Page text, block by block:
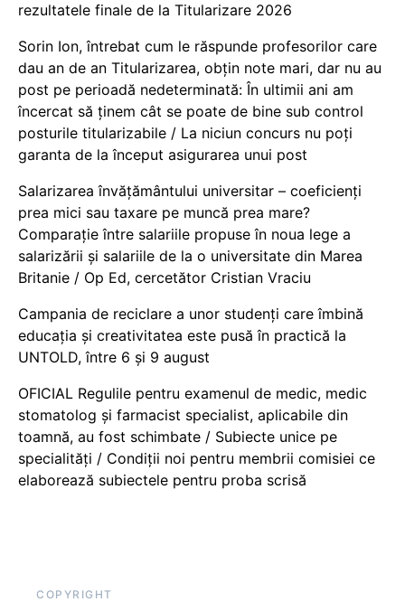
rezultatele finale de la Titularizare 2026
Sorin Ion, întrebat cum le răspunde profesorilor care
dau an de an Titularizarea, obțin note mari, dar nu au
post pe perioadă nedeterminată: În ultimii ani am
încercat să ținem cât se poate de bine sub control
posturile titularizabile / La niciun concurs nu poți
garanta de la început asigurarea unui post
Salarizarea învățământului universitar – coeficienți
prea mici sau taxare pe muncă prea mare?
Comparație între salariile propuse în noua lege a
salarizării și salariile de la o universitate din Marea
Britanie / Op Ed, cercetător Cristian Vraciu
Campania de reciclare a unor studenți care îmbină
educația și creativitatea este pusă în practică la
UNTOLD, între 6 și 9 august
OFICIAL Regulile pentru examenul de medic, medic
stomatolog și farmacist specialist, aplicabile din
toamnă, au fost schimbate / Subiecte unice pe
specialități / Condiții noi pentru membrii comisiei ce
elaborează subiectele pentru proba scrisă
COPYRIGHT